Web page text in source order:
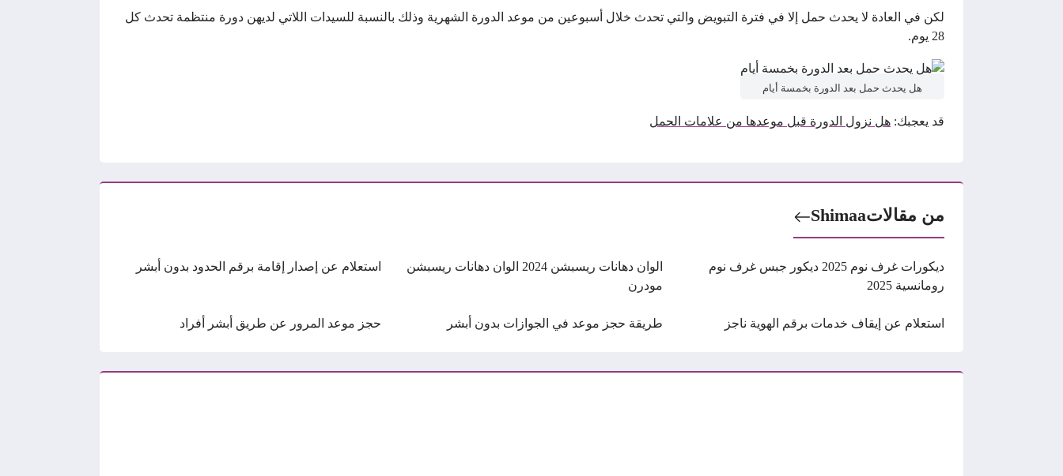
لكن في العادة لا يحدث حمل إلا في فترة التبويض والتي تحدث خلال أسبوعين من موعد الدورة الشهرية وذلك بالنسبة للسيدات اللاتي لديهن دورة منتظمة تحدث كل
28 يوم.
هل يحدث حمل بعد الدورة بخمسة أيام
قد يعجبك: هل نزول الدورة قبل موعدها من علامات الحمل
من مقالاتShimaa
ديكورات غرف نوم 2025 ديكور جبس غرف نوم
رومانسية 2025
الوان دهانات ريسبشن 2024 الوان دهانات ريسبشن
مودرن
استعلام عن إصدار إقامة برقم الحدود بدون أبشر
استعلام عن إيقاف خدمات برقم الهوية ناجز طريقة حجز موعد في الجوازات بدون أبشر حجز موعد المرور عن طريق أبشر أفراد